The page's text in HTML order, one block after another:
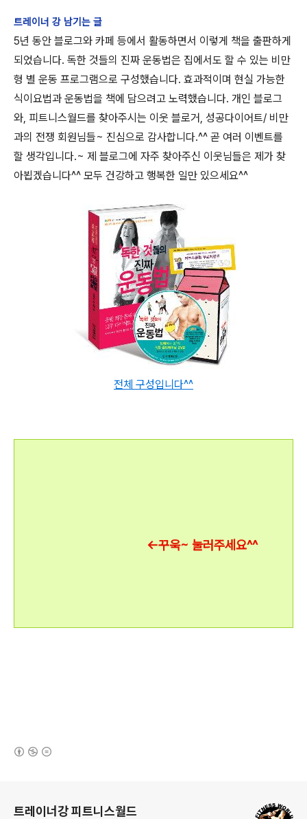
트레이너 강 남기는 글
5년 동안 블로그와 카페 등에서 활동하면서 이렇게 책을 출판하게
되었습니다. 독한 것들의 진짜 운동법은 집에서도 할 수 있는 비만
형 별 운동 프로그램으로 구성했습니다. 효과적이며 현실 가능한
식이요법과 운동법을 책에 담으려고 노력했습니다. 개인 블로그
와, 피트니스월드를 찾아주시는 이웃 블로거, 성공다이어트/ 비만
과의 전쟁 회원님들~ 진심으로 감사합니다.^^ 곧 여러 이벤트를
할 생각입니다.~ 제 블로그에 자주 찾아주신 이웃님들은 제가 찾
아뵙겠습니다^^ 모두 건강하고 행복한 일만 있으세요^^
전체 구성입니다^^
←꾸욱~ 눌러주세요^^
트레이너강 피트니스월드